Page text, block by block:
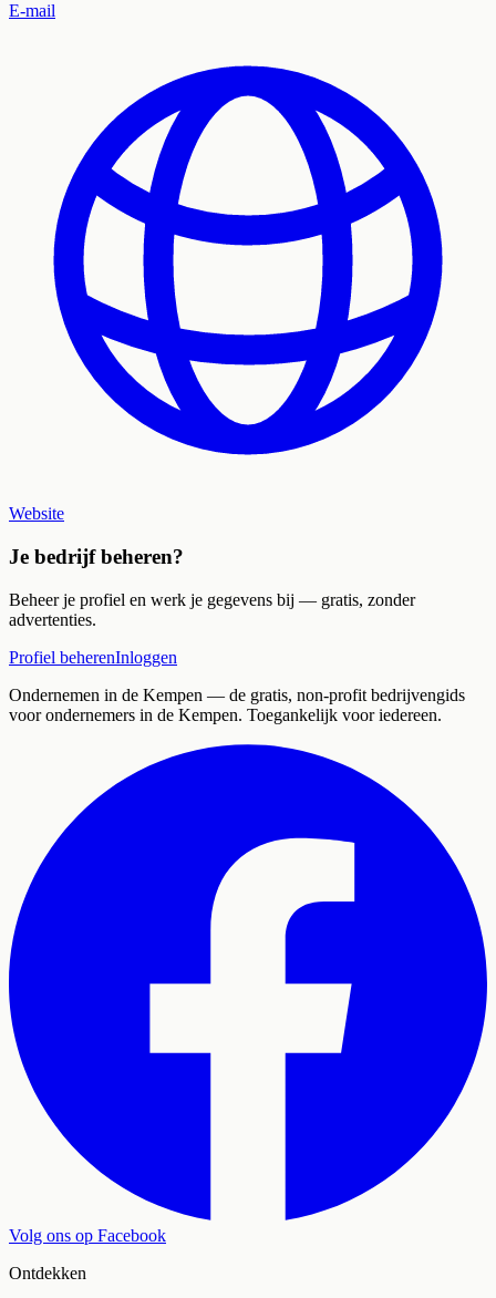
E-mail
Website
Je bedrijf beheren?
Beheer je profiel en werk je gegevens bij — gratis, zonder
advertenties.
Profiel beherenInloggen
Ondernemen in de Kempen — de gratis, non-profit bedrijvengids
voor ondernemers in de Kempen. Toegankelijk voor iedereen.
Volg ons op Facebook
Ontdekken